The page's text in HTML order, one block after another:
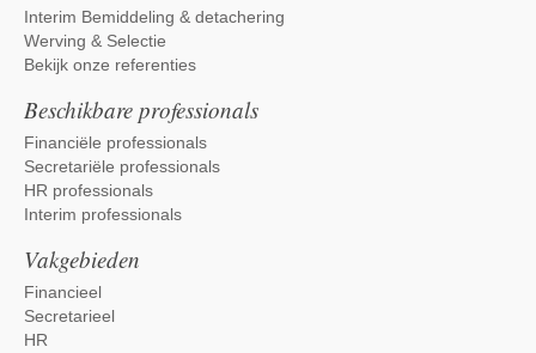
Interim Bemiddeling & detachering
Werving & Selectie
Bekijk onze referenties
Beschikbare professionals
Financiële professionals
Secretariële professionals
HR professionals
Interim professionals
Vakgebieden
Financieel
Secretarieel
HR